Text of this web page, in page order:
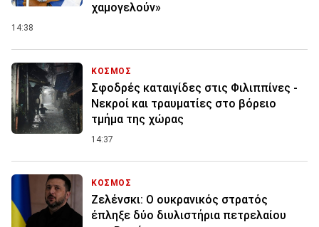
χαμογελούν»
14:38
ΚΟΣΜΟΣ
Σφοδρές καταιγίδες στις Φιλιππίνες -
Νεκροί και τραυματίες στο βόρειο
τμήμα της χώρας
14:37
ΚΟΣΜΟΣ
Ζελένσκι: O ουκρανικός στρατός
έπληξε δύο διυλιστήρια πετρελαίου